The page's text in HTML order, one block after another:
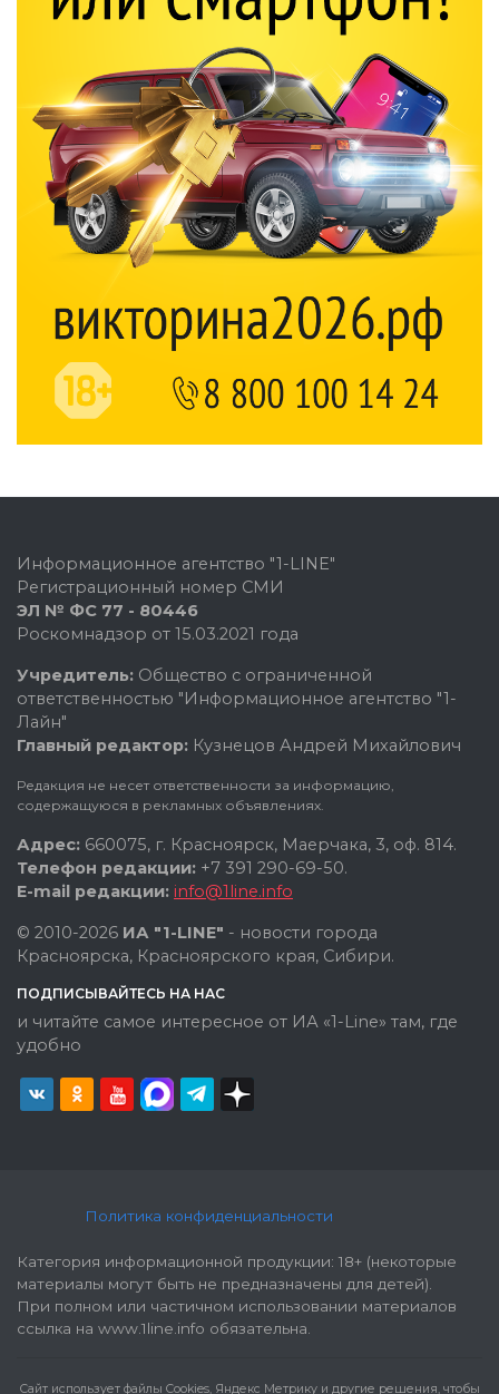
Информационное агентство "1-LINE"
Регистрационный номер СМИ
ЭЛ № ФС 77 - 80446
Роскомнадзор от 15.03.2021 года
Учредитель: Общество с ограниченной
ответственностью "Информационное агентство "1-
Лайн"
Главный редактор: Кузнецов Андрей Михайлович
Редакция не несет ответственности за информацию,
содержащуюся в рекламных объявлениях.
Адрес: 660075, г. Красноярск, Маерчака, 3, оф. 814.
Телефон редакции: +7 391 290-69-50.
E-mail редакции: info@1line.info
© 2010-2026 ИА "1-LINE" - новости города
Красноярска, Красноярского края, Сибири.
ПОДПИСЫВАЙТЕСЬ НА НАС
и читайте самое интересное от ИА «1-Line» там, где
удобно
Политика конфиденциальности
Категория информационной продукции: 18+ (некоторые
материалы могут быть не предназначены для детей).
При полном или частичном использовании материалов
ссылка на www.1line.info обязательна.
Cайт использует файлы Cookies, Яндекс Метрику и другие решения, чтобы